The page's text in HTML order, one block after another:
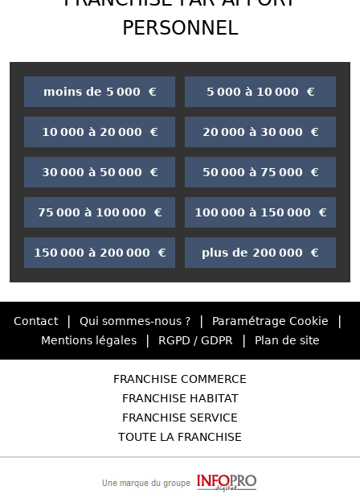
PERSONNEL
moins de 5 000 € 5 000 à 10 000 €
10 000 à 20 000 € 20 000 à 30 000 €
30 000 à 50 000 € 50 000 à 75 000 €
75 000 à 100 000 € 100 000 à 150 000 €
150 000 à 200 000 € plus de 200 000 €
Contact | Qui sommes-nous ? | Paramétrage Cookie |
Mentions légales | RGPD / GDPR | Plan de site
FRANCHISE COMMERCE
FRANCHISE HABITAT
FRANCHISE SERVICE
TOUTE LA FRANCHISE